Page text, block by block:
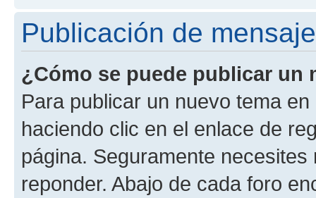
Publicación de
¿Cómo se puede publicar un
Para publicar un nuevo tema
haciendo clic en el enlace de
página. Seguramente
reponder. Abajo de cada foro